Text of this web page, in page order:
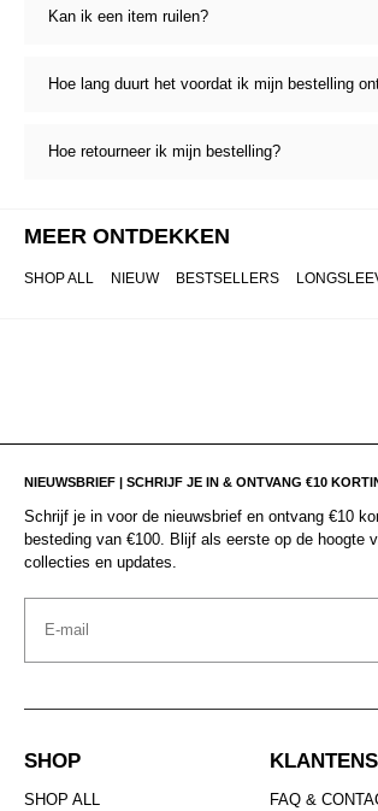
Kan ik een item ruilen?
Hoe lang duurt het voordat ik mijn bestelling
Hoe retourneer ik mijn bestelling?
MEER ONTDEKKEN
SHOP ALL NIEUW BESTSELLERS
NIEUWSBRIEF | SCHRIJF JE IN & ONTVANG €10
Schrijf je in voor de nieuwsbrief en ontvang €10
besteding van €100. Blijf als eerste op de hoogte
collecties en updates.
Email
SHOP
SHOP ALL
FAQ &